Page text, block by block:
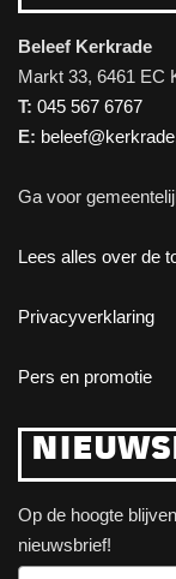
Beleef Kerkrade
Markt 33, 6461 EC
T: 045 567 6767
E:
Ga voor
Lees alles over de
Privacyverklaring
Pers en promotie
Op de hoogte
nieuwsbrief!